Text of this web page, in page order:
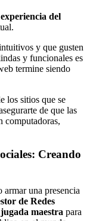
experiencia del
y que gusten
y funcionales es
termine siendo
los sitios que se
de que las
computadoras,
Creando
armar una presencia
de Redes
maestra para